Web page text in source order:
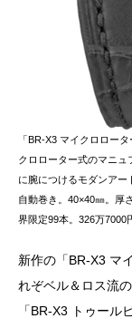
「BR-X3 マイクロロー
クロローター式のマニュ
に腕につけるモダンアー
自動巻き。40×40㎜。厚
界限定99本。326万7000
新作の「BR-X3 マ
れぞベル＆ロス流
「BR-X3 トゥール